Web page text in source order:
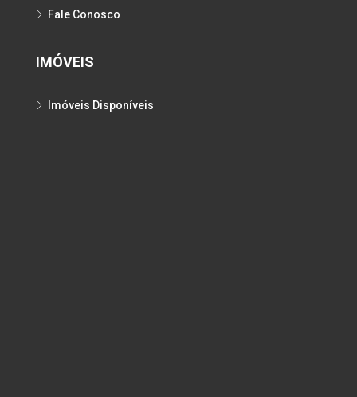
Fale Conosco
IMÓVEIS
Imóveis Disponíveis